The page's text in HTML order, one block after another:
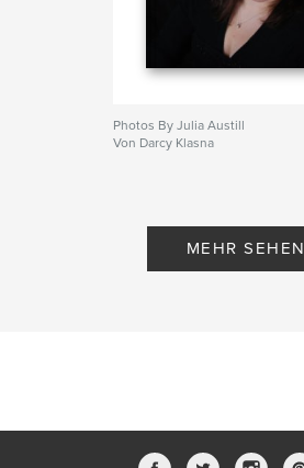
Photos By Julia Austill
Von Darcy Klasna
MEHR SEHEN